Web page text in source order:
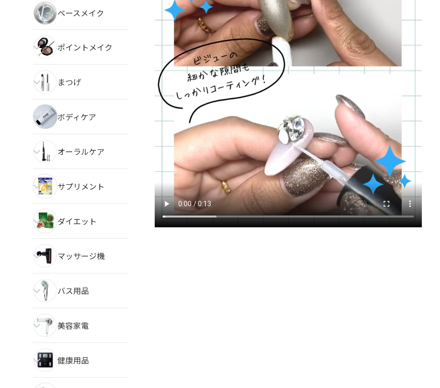
ベースメイク
ポイントメイク
まつげ
ボディケア
オーラルケア
サプリメント
ダイエット
マッサージ機
バス用品
美容家電
健康用品